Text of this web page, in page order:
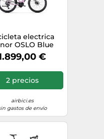
electrica
OSLO Blue
€
2 precios
airbici.es
gastos de envío